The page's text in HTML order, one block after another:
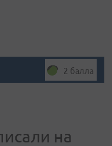
2 балла
на